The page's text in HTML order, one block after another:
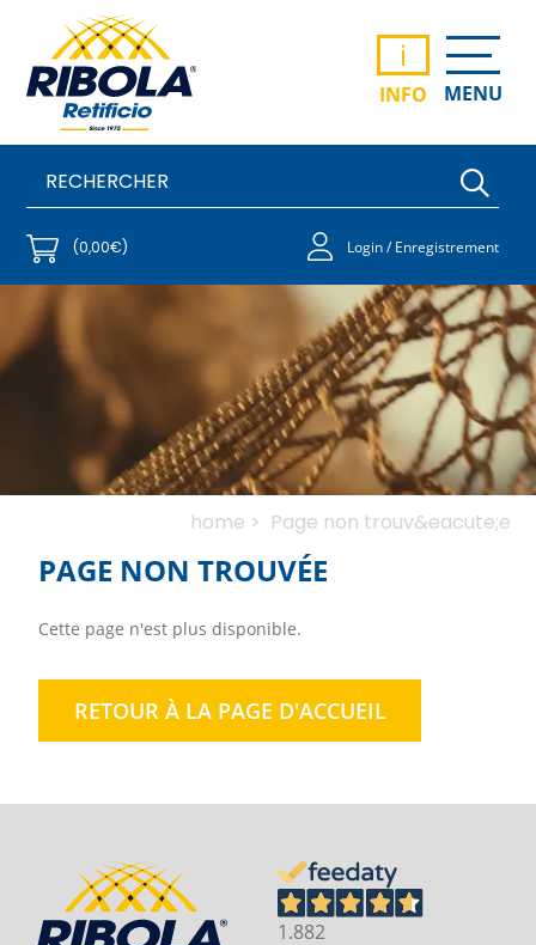
i
INFO MENU
(0,00€) Login / Enregistrement
home > Page non trouv&eacute;e
PAGE NON TROUVÉE
Cette page n'est plus disponible.
RETOUR À LA PAGE D'ACCUEIL
1.882